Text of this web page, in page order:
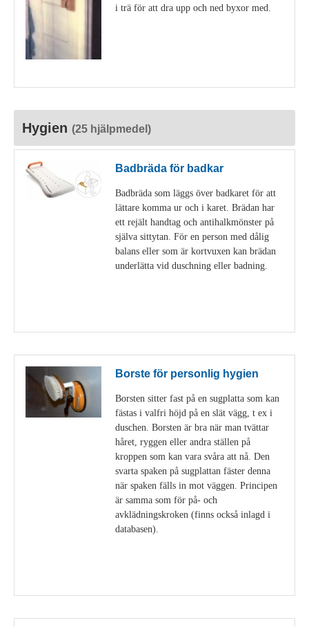
i trä för att dra upp och ned byxor med.
Hygien (25 hjälpmedel)
Badbräda för badkar
Badbräda som läggs över badkaret för att
lättare komma ur och i karet. Brädan har
ett rejält handtag och antihalkmönster på
själva sittytan. För en person med dålig
balans eller som är kortvuxen kan brädan
underlätta vid duschning eller badning.
Borste för personlig hygien
Borsten sitter fast på en sugplatta som kan
fästas i valfri höjd på en slät vägg, t ex i
duschen. Borsten är bra när man tvättar
håret, ryggen eller andra ställen på
kroppen som kan vara svåra att nå. Den
svarta spaken på sugplattan fäster denna
när spaken fälls in mot väggen. Principen
är samma som för på- och
avklädningskroken (finns också inlagd i
databasen).